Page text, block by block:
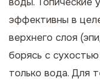
эффективны в
верхнего слоя
борясь с
только вода. Для